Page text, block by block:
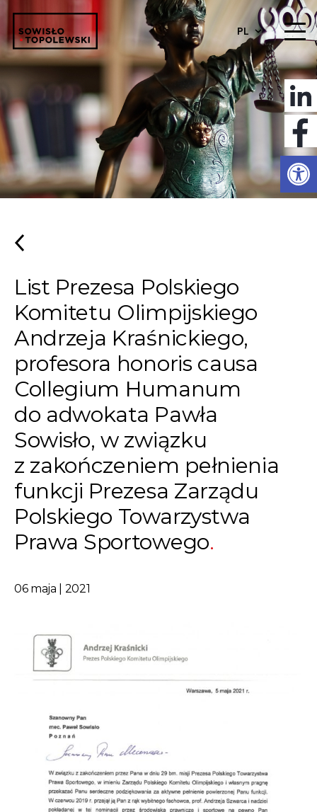
PL
List Prezesa Polskiego
Komitetu Olimpijskiego
Andrzeja Kraśnickiego,
profesora honoris causa
Collegium Humanum
do adwokata Pawła
Sowisło, w związku
z zakończeniem pełnienia
funkcji Prezesa Zarządu
Polskiego Towarzystwa
Prawa Sportowego
06 maja | 2021